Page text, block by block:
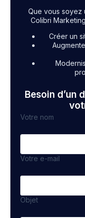
Que vous soyez
Colibri
Créer un
Besoin d’un
Votre nom
Votre e-mail
Objet